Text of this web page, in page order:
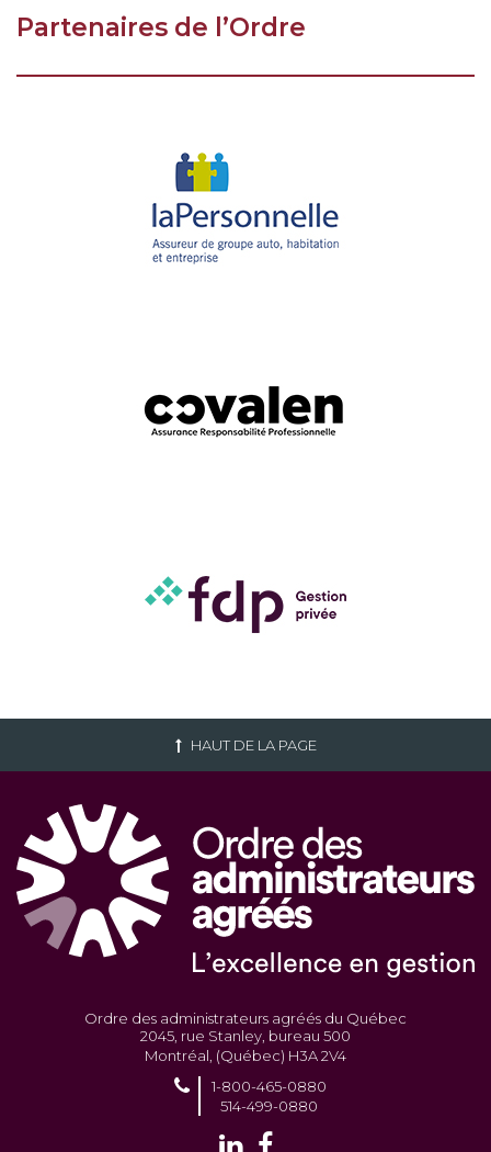
Partenaires de l’Ordre
HAUT DE LA PAGE
Ordre des administrateurs agréés du Québec
2045, rue Stanley, bureau 500
Montréal, (Québec) H3A 2V4
1-800-465-0880
514-499-0880